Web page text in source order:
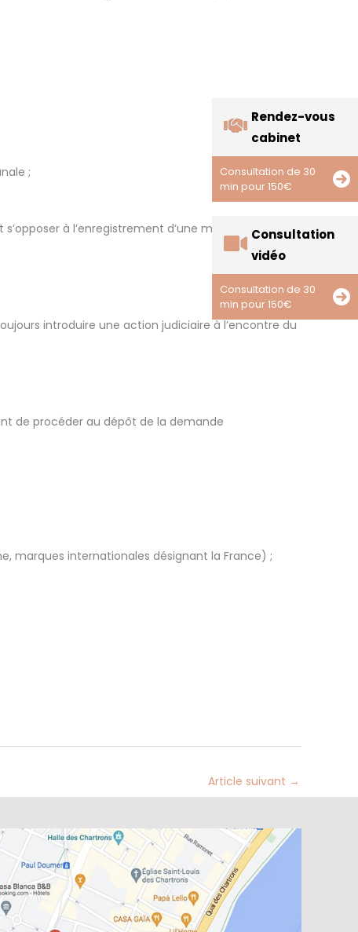
;
à l’enregistrement d’une marque s’il existe
introduire une action judiciaire à l’encontre du
de procéder au dépôt de la demande
marques internationales désignant la France) ;
Article suivant →
Rendez-vous
cabinet
Consultation de 30
min pour 150€
Consultation
vidéo
Consultation de 30
min pour 150€